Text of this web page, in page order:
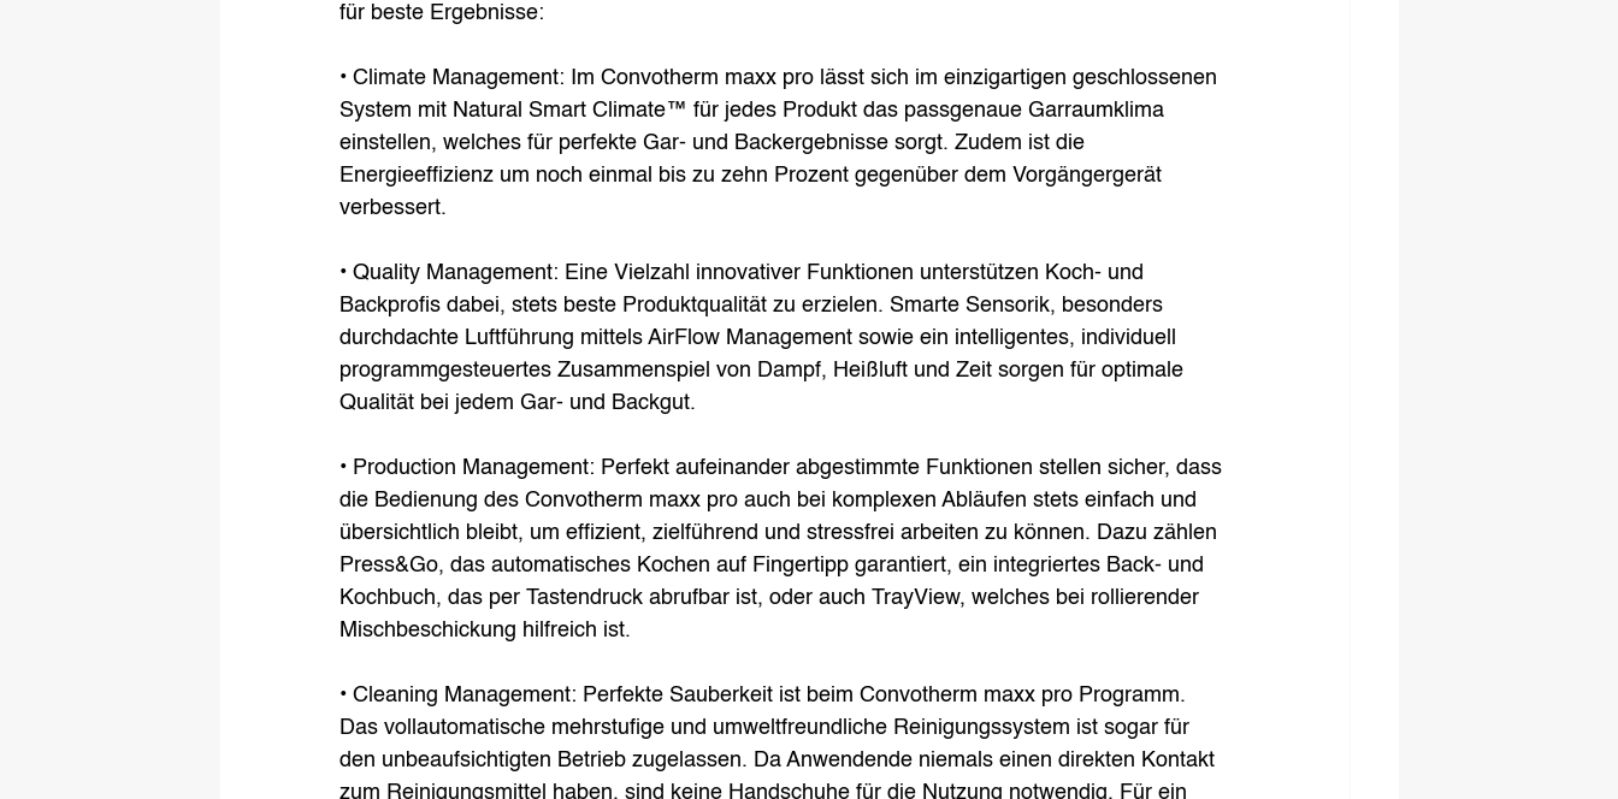
für beste Ergebnisse:
• Climate Management: Im Convotherm maxx pro lässt sich im einzigartigen geschlossenen
System mit Natural Smart Climate™ für jedes Produkt das passgenaue Garraumklima
einstellen, welches für perfekte Gar- und Backergebnisse sorgt. Zudem ist die
Energieeffizienz um noch einmal bis zu zehn Prozent gegenüber dem Vorgängergerät
verbessert.
• Quality Management: Eine Vielzahl innovativer Funktionen unterstützen Koch- und
Backprofis dabei, stets beste Produktqualität zu erzielen. Smarte Sensorik, besonders
durchdachte Luftführung mittels AirFlow Management sowie ein intelligentes, individuell
programmgesteuertes Zusammenspiel von Dampf, Heißluft und Zeit sorgen für optimale
Qualität bei jedem Gar- und Backgut.
• Production Management: Perfekt aufeinander abgestimmte Funktionen stellen sicher, dass
die Bedienung des Convotherm maxx pro auch bei komplexen Abläufen stets einfach und
übersichtlich bleibt, um effizient, zielführend und stressfrei arbeiten zu können. Dazu zählen
Press&Go, das automatisches Kochen auf Fingertipp garantiert, ein integriertes Back- und
Kochbuch, das per Tastendruck abrufbar ist, oder auch TrayView, welches bei rollierender
Mischbeschickung hilfreich ist.
• Cleaning Management: Perfekte Sauberkeit ist beim Convotherm maxx pro Programm.
Das vollautomatische mehrstufige und umweltfreundliche Reinigungssystem ist sogar für
den unbeaufsichtigten Betrieb zugelassen. Da Anwendende niemals einen direkten Kontakt
zum Reinigungsmittel haben, sind keine Handschuhe für die Nutzung notwendig. Für ein